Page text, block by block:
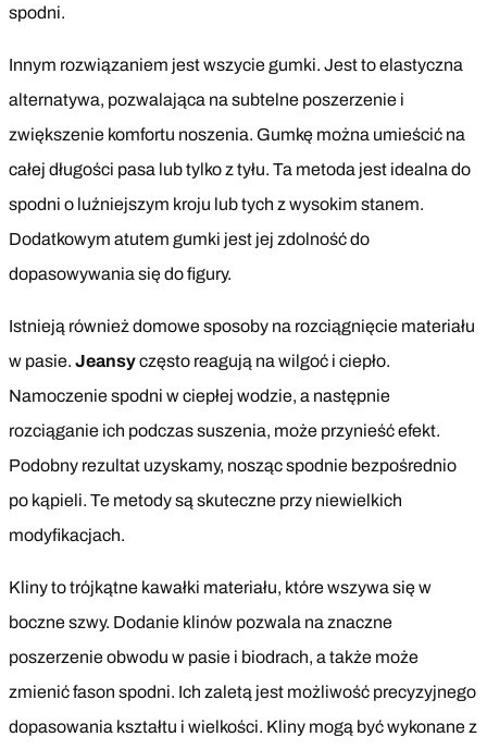
spodni.
Innym rozwiązaniem jest wszycie gumki. Jest to elastyczna
alternatywa, pozwalająca na subtelne poszerzenie i
zwiększenie komfortu noszenia. Gumkę można umieścić na
całej długości pasa lub tylko z tyłu. Ta metoda jest idealna do
spodni o luźniejszym kroju lub tych z wysokim stanem.
Dodatkowym atutem gumki jest jej zdolność do
dopasowywania się do figury.
Istnieją również domowe sposoby na rozciągnięcie materiału
w pasie. Jeansyczęsto reagują na wilgoć i ciepło.
Namoczenie spodni w ciepłej wodzie, a następnie
rozciąganie ich podczas suszenia, może przynieść efekt.
Podobny rezultat uzyskamy, nosząc spodnie bezpośrednio
po kąpieli. Te metody są skuteczne przy niewielkich
modyfikacjach.
Kliny to trójkątne kawałki materiału, które wszywa się w
boczne szwy. Dodanie klinów pozwala na znaczne
poszerzenie obwodu w pasie i biodrach, a także może
zmienić fason spodni. Ich zaletą jest możliwość precyzyjnego
dopasowania kształtu i wielkości. Kliny mogą być wykonane z